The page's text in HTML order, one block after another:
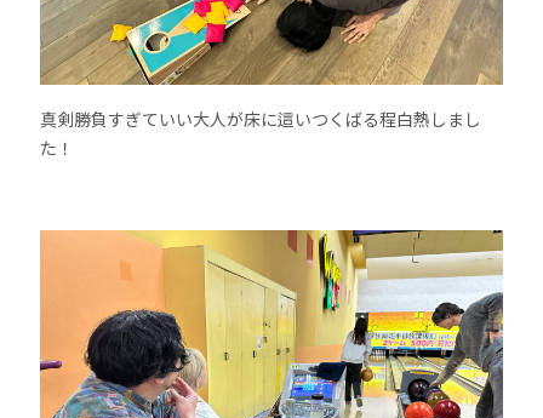
真剣勝負すぎていい大人が床に這いつくばる程白熱しまし
た！